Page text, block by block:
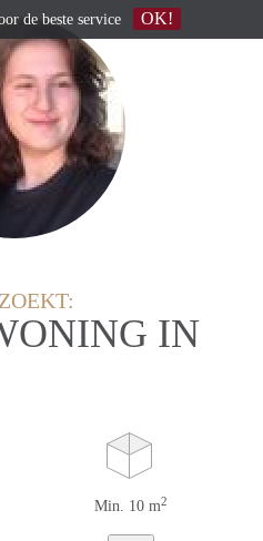
IN
Min. 10 m2
de beste service OK!